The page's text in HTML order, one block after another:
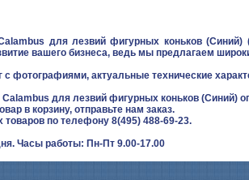
для лезвий фигурных коньков
вашего бизнеса, ведь мы предлагаем
с фотографиями, актуальные технические
для лезвий фигурных коньков (Синий)
в корзину, отправьте нам заказ.
по телефону 8(495) 488-69-23.
Часы работы: Пн-Пт 9.00-17.00